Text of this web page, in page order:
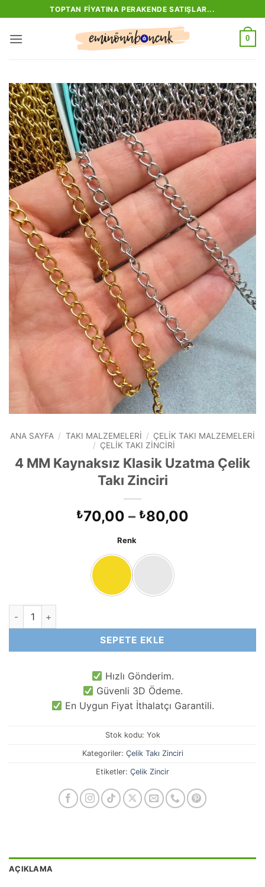
atla
TOPTAN FIYATINA PERAKENDE SATIŞLAR...
0
ANA SAYFA / TAKI MALZEMELERI / ÇELIK TAKI MALZEMELERI
/ ÇELIK TAKI ZINCIRI
4 MM Kaynaksız Klasik Uzatma Çelik
Takı Zinciri
₺70,00 – ₺80,00
Renk
4 MM Kaynaksız Klasik Uzatma Çelik Takı Zinciri adet
SEPETE EKLE
Hızlı Gönderim.
Güvenli 3D Ödeme.
En Uygun Fiyat İthalatçı Garantili.
Stok kodu: Yok
Kategoriler: Çelik Takı Zinciri
Etiketler: Çelik Zincir
AÇIKLAMA